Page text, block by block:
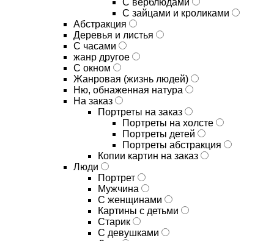
С верблюдами
С зайцами и кроликами
Абстракция
Деревья и листья
С часами
жанр другое
С окном
Жанровая (жизнь людей)
Ню, обнаженная натура
На заказ
Портреты на заказ
Портреты на холсте
Портреты детей
Портреты абстракция
Копии картин на заказ
Люди
Портрет
Мужчина
С женщинами
Картины с детьми
Старик
С девушками